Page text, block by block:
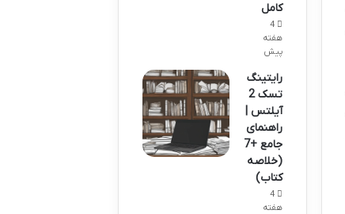
کامل
4
هفته
پیش
رایتینگ
تسک 2
آیلتس |
راهنمای
جامع +7
(خلاصه
کتاب)
4
هفته